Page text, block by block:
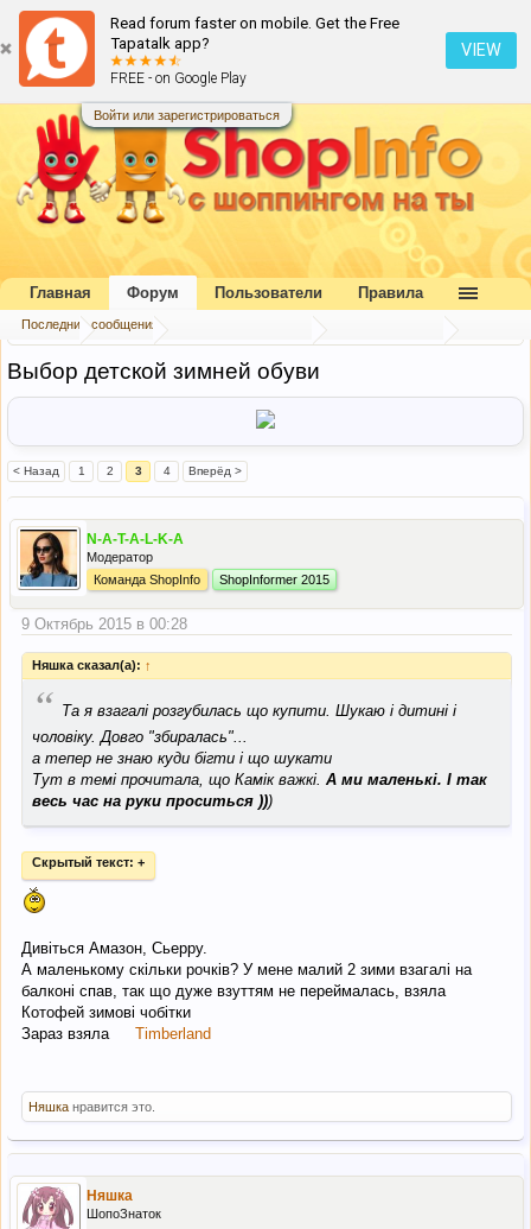
Read forum faster on mobile. Get the Free
Tapatalk app?
FREE - on Google Play
VIEW
Войти или зарегистрироваться
Главная Форум
Выбор детской зимней обуви
< Назад 1 2 3 4 Вперёд >
N-A-T-A-L-K-A
Модератор
Команда ShopInfo
ShopInformer 2015
9 Октябрь 2015 в 00:28
Няшка сказал(а): ↑
“ Та я взагалі розгубилась що купити. Шукаю і дитині і
чоловіку. Довго "збиралась"...
а тепер не знаю куди бігти і що шукати
Тут в темі прочитала, що Камік важкі. А ми маленькі. І так
весь час на руки проситься )))
Скрытый текст: +
Дивіться Амазон, Сьерру.
А маленькому скільки рочків? У мене малий 2 зими взагалі на
балконі спав, так що дуже взуттям не переймалась, взяла
Котофей зимові чобітки
Зараз взяла
Тimberland
Няшка нравится это.
Няшка
ШопоЗнаток
Главная Форум
Последние сообщения
Пользователи Правила